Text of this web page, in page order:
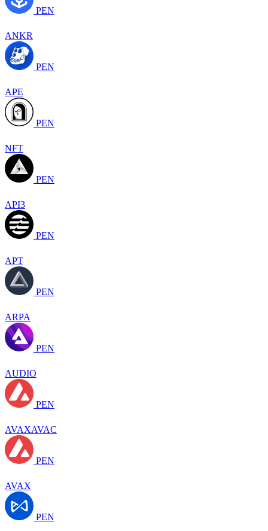
PEN
ANKR
PEN
APE
PEN
NFT
PEN
API3
PEN
APT
PEN
ARPA
PEN
AUDIO
PEN
AVAXAVAC
PEN
AVAX
PEN